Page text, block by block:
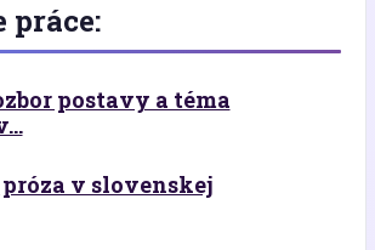
práce:
postavy a téma
v slovenskej